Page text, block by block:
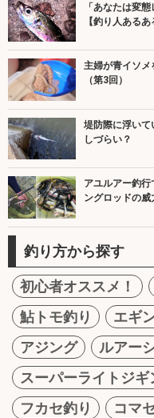
「あなたは変
【釣り人あるあ
主婦が青イソ
（第3回）
堤防際に浮い
しづらい？
アユルアー釣
ングロッドの威
釣り方から探す
初心者オススメ！
鮎トモ釣り
エギ
アジング
ルアー
スーパーライトジギ
フカセ釣り
コマ